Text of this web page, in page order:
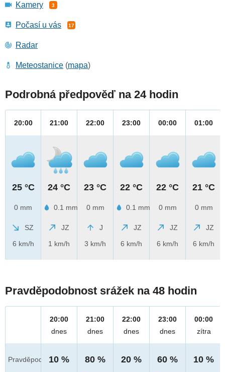
Kamery 3
Počasí u vás 17
Radar
Meteostanice (mapa)
Podrobná předpověď na 24 hodin
20:00
25 °C
0 mm
SZ
6 km/h
21:00
24 °C
0.1 mm
JZ
1 km/h
22:00
23 °C
0 mm
J
3 km/h
23:00
22 °C
0.1 mm
JZ
6 km/h
00:00
22 °C
0 mm
JZ
6 km/h
01:00
21 °C
0 mm
JZ
6 km/h
Pravděpodobnost srážek na 48 hodin
Pravděpod.
20:00
dnes
10 %
21:00
dnes
80 %
22:00
dnes
20 %
23:00
dnes
60 %
00:00
zítra
10 %